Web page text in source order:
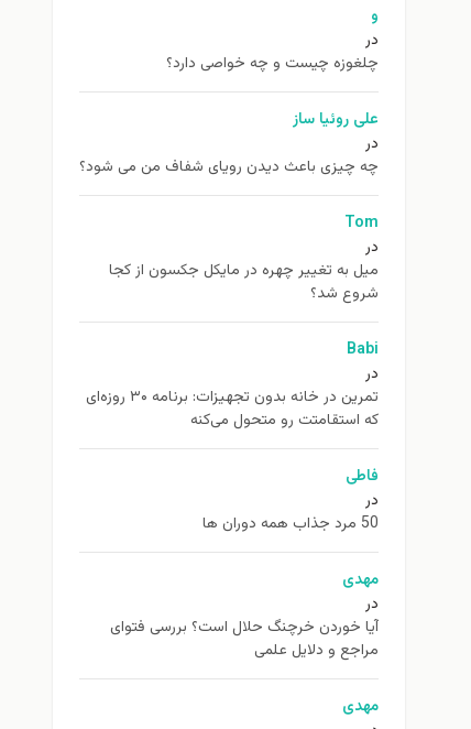
و
در
چلغوزه چیست و چه خواصی دارد؟
علی روئیا ساز
در
چه چیزی باعث دیدن رویای شفاف من می شود؟
Tom
در
ميل به تغيير چهره در مایکل جکسون از كجا
شروع شد؟
Babi
در
تمرین در خانه بدون تجهیزات: برنامه ۳۰ روزه‌ای
که استقامتت رو متحول می‌کنه
فاطی
در
50 مرد جذاب همه دوران ها
مهدی
در
آیا خوردن خرچنگ حلال است؟ بررسی فتوای
مراجع و دلایل علمی
مهدی